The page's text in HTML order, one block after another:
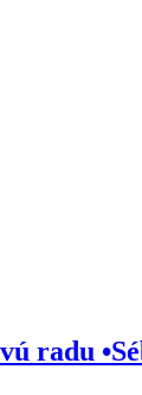
radu